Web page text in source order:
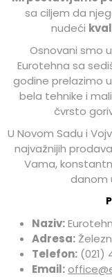
sa ciljem da
nudeći
Osnovani smo
Eurotehna sa
godine prelazimo
bela tehnike i
čvrsto
U Novom Sadu i
najvažnijih
Vama,
danom
Naziv:
Adresa:
Telefon: (021)
Email: